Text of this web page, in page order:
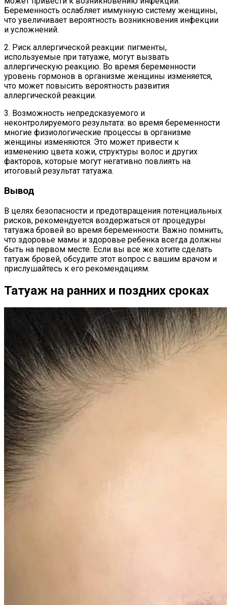
Беременность ослабляет иммунную систему женщины,
что увеличивает вероятность возникновения инфекции
и усложнений.
2. Риск аллергической реакции: пигменты,
используемые при татуаже, могут вызвать
аллергическую реакцию. Во время беременности
уровень гормонов в организме женщины изменяется,
что может повысить вероятность развития
аллергической реакции.
3. Возможность непредсказуемого и
неконтролируемого результата: во время беременности
многие физиологические процессы в организме
женщины изменяются. Это может привести к
изменению цвета кожи, структуры волос и других
факторов, которые могут негативно повлиять на
итоговый результат татуажа.
Вывод
В целях безопасности и предотвращения потенциальных
рисков, рекомендуется воздержаться от процедуры
татуажа бровей во время беременности. Важно помнить,
что здоровье мамы и здоровье ребенка всегда должны
быть на первом месте. Если вы все же хотите сделать
татуаж бровей, обсудите этот вопрос с вашим врачом и
прислушайтесь к его рекомендациям.
Татуаж на ранних и поздних сроках